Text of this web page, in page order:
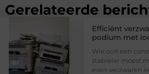
Gerelateerde
Efficiënt
podium met
Wie ooit een
stabieler moest
even verzwaren